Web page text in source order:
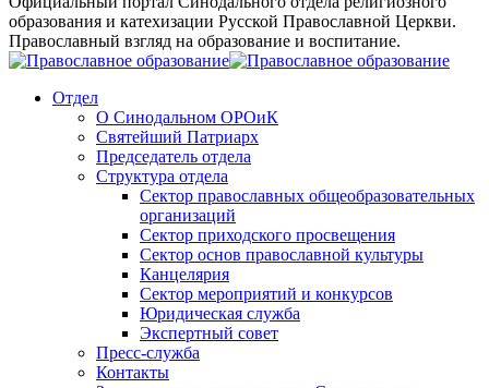
образования и катехизации Русской Православной Церкви.
Православный взгляд на образование и воспитание.
Отдел
О Синодальном ОРОиК
Святейший Патриарх
Председатель отдела
Структура отдела
Сектор православных общеобразовательных
организаций
Сектор приходского просвещения
Сектор основ православной культуры
Канцелярия
Сектор мероприятий и конкурсов
Юридическая служба
Экспертный совет
Пресс-служба
Контакты